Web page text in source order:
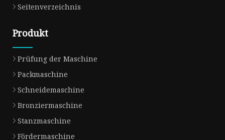
Seitenverzeichnis
Produkt
Prüfung der Maschine
Packmaschine
Schneidemaschine
Bronziermaschine
Stanzmaschine
Fördermaschine